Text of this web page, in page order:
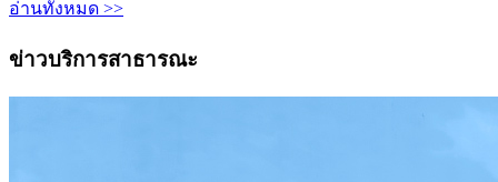
อ่านทั้งหมด >>
ข่าวบริการสาธารณะ